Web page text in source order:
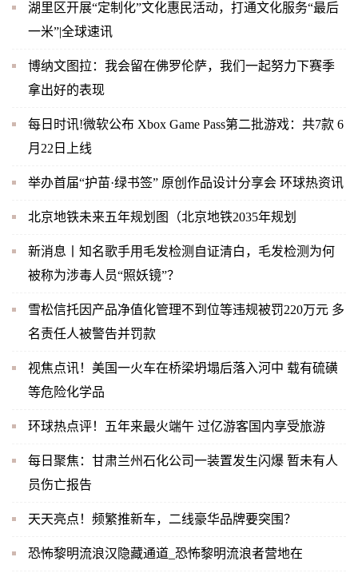
湖里区开展“定制化”文化惠民活动，打通文化服务“最后
一米”|全球速讯
博纳文图拉：我会留在佛罗伦萨，我们一起努力下赛季
拿出好的表现
每日时讯!微软公布 Xbox Game Pass第二批游戏：共7款 6
月22日上线
举办首届“护苗·绿书签” 原创作品设计分享会 环球热资讯
北京地铁未来五年规划图（北京地铁2035年规划
新消息丨知名歌手用毛发检测自证清白，毛发检测为何
被称为涉毒人员“照妖镜”？
雪松信托因产品净值化管理不到位等违规被罚220万元 多
名责任人被警告并罚款
视焦点讯！美国一火车在桥梁坍塌后落入河中 载有硫磺
等危险化学品
环球热点评！五年来最火端午 过亿游客国内享受旅游
每日聚焦：甘肃兰州石化公司一装置发生闪爆 暂未有人
员伤亡报告
天天亮点！频繁推新车，二线豪华品牌要突围？
恐怖黎明流浪汉隐藏通道_恐怖黎明流浪者营地在